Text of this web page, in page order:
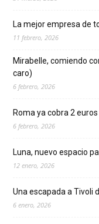
La mejor empresa de
11 febrero, 2026
Mirabelle, comiendo
caro)
6 febrero, 2026
Roma ya cobra 2
6 febrero, 2026
Luna, nuevo espacio
12 enero, 2026
Una escapada a Tivoli
6 enero, 2026